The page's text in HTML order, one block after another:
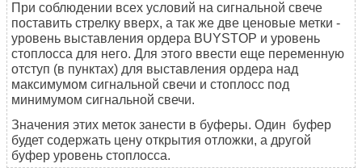
При соблюдении всех условий на сигнальной свече
поставить стрелку вверх, а так же две ценовые метки -
уровень выставления ордера BUYSTOP и уровень
стоплосса для него. Для этого ввести еще переменную
отступ (в пунктах) для выставления ордера над
максимумом сигнальной свечи и стоплосс под
минимумом сигнальной свечи.
Значения этих меток занести в буферы. Один буфер
будет содержать цену открытия отложки, а другой
буфер уровень стоплосса.